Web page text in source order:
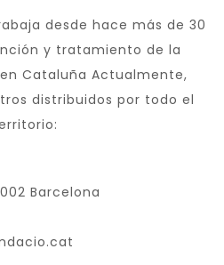
desde hace más de 30
y tratamiento de la
Cataluña Actualmente,
distribuidos por todo el
Barcelona